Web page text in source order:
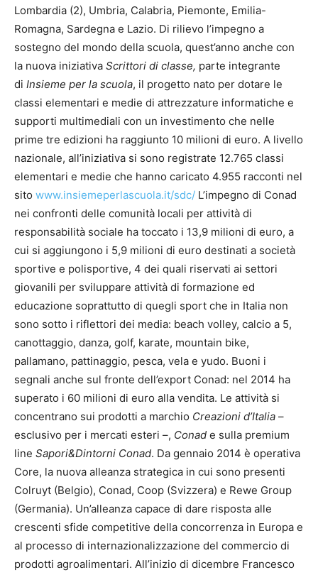
Lombardia (2), Umbria, Calabria, Piemonte, Emilia-
Romagna, Sardegna e Lazio. Di rilievo l’impegno a
sostegno del mondo della scuola, quest’anno anche con
la nuova iniziativa Scrittori di classe, parte integrante
di Insieme per la scuola, il progetto nato per dotare le
classi elementari e medie di attrezzature informatiche e
supporti multimediali con un investimento che nelle
prime tre edizioni ha raggiunto 10 milioni di euro. A livello
nazionale, all’iniziativa si sono registrate 12.765 classi
elementari e medie che hanno caricato 4.955 racconti nel
sito www.insiemeperlascuola.it/sdc/ L’impegno di Conad
nei confronti delle comunità locali per attività di
responsabilità sociale ha toccato i 13,9 milioni di euro, a
cui si aggiungono i 5,9 milioni di euro destinati a società
sportive e polisportive, 4 dei quali riservati ai settori
giovanili per sviluppare attività di formazione ed
educazione soprattutto di quegli sport che in Italia non
sono sotto i riflettori dei media: beach volley, calcio a 5,
canottaggio, danza, golf, karate, mountain bike,
pallamano, pattinaggio, pesca, vela e yudo. Buoni i
segnali anche sul fronte dell’export Conad: nel 2014 ha
superato i 60 milioni di euro alla vendita. Le attività si
concentrano sui prodotti a marchio Creazioni d’Italia –
esclusivo per i mercati esteri –, Conad e sulla premium
line Sapori&Dintorni Conad. Da gennaio 2014 è operativa
Core, la nuova alleanza strategica in cui sono presenti
Colruyt (Belgio), Conad, Coop (Svizzera) e Rewe Group
(Germania). Un’alleanza capace di dare risposta alle
crescenti sfide competitive della concorrenza in Europa e
al processo di internazionalizzazione del commercio di
prodotti agroalimentari. All’inizio di dicembre Francesco